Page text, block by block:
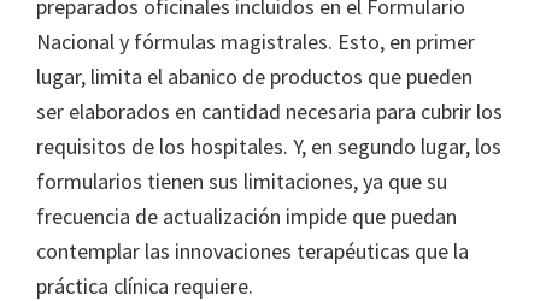
preparados oficinales incluidos en el Formulario
Nacional y fórmulas magistrales. Esto, en primer
lugar, limita el abanico de productos que pueden
ser elaborados en cantidad necesaria para cubrir los
requisitos de los hospitales. Y, en segundo lugar, los
formularios tienen sus limitaciones, ya que su
frecuencia de actualización impide que puedan
contemplar las innovaciones terapéuticas que la
práctica clínica requiere.